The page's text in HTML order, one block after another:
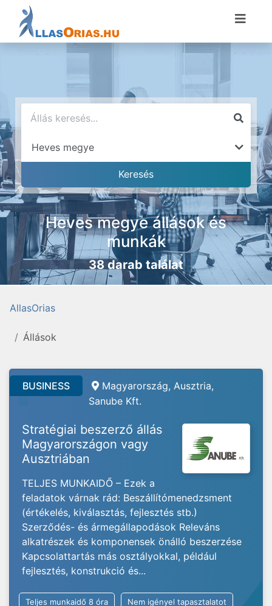
Heves megye állások és
munkák
38 darab találat
AllasOrias
Állások
BUSINESS
Magyarország, Ausztria,
Sanube Kft.
Stratégiai beszerző állás
Magyarországon vagy
Ausztriában
TELJES MUNKAIDŐ – Ezek a
feladatok várnak rád: Beszállítómenedzsment
(értékelés, kiválasztás, fejlesztés stb.)
Szerződés- és ármegállapodások Releváns
alkatrészek és komponensek önálló beszerzése
Kapcsolattartás más osztályokkal, például
fejlesztés, konstrukció és...
Teljes munkaidő 8 óra Nem igényel tapasztalatot